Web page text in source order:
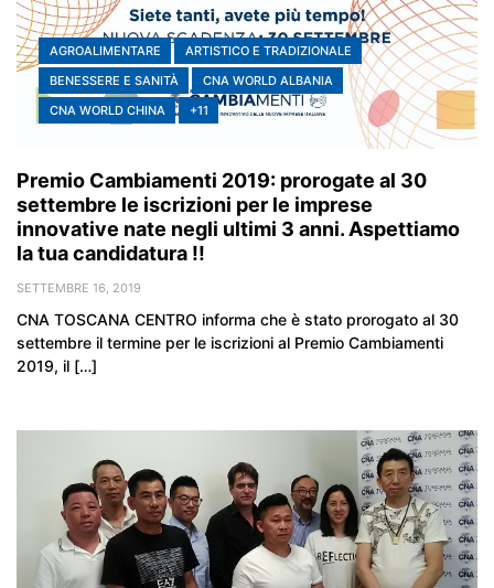
AGROALIMENTARE
ARTISTICO E TRADIZIONALE
BENESSERE E SANITÀ
CNA WORLD ALBANIA
CNA WORLD CHINA
+11
Premio Cambiamenti 2019: prorogate al 30
settembre le iscrizioni per le imprese
innovative nate negli ultimi 3 anni. Aspettiamo
la tua candidatura !!
SETTEMBRE 16, 2019
CNA TOSCANA CENTRO informa che è stato prorogato al 30
settembre il termine per le iscrizioni al Premio Cambiamenti
2019, il […]